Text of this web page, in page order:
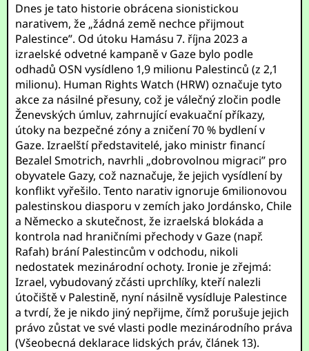
Dnes je tato historie obrácena sionistickou
narativem, že „žádná země nechce přijmout
Palestince”. Od útoku Hamásu 7. října 2023 a
izraelské odvetné kampaně v Gaze bylo podle
odhadů OSN vysídleno 1,9 milionu Palestinců (z 2,1
milionu). Human Rights Watch (HRW) označuje tyto
akce za násilné přesuny, což je válečný zločin podle
Ženevských úmluv, zahrnující evakuační příkazy,
útoky na bezpečné zóny a zničení 70 % bydlení v
Gaze. Izraelští představitelé, jako ministr financí
Bezalel Smotrich, navrhli „dobrovolnou migraci” pro
obyvatele Gazy, což naznačuje, že jejich vysídlení by
konflikt vyřešilo. Tento narativ ignoruje 6milionovou
palestinskou diasporu v zemích jako Jordánsko, Chile
a Německo a skutečnost, že izraelská blokáda a
kontrola nad hraničními přechody v Gaze (např.
Rafah) brání Palestincům v odchodu, nikoli
nedostatek mezinárodní ochoty. Ironie je zřejmá:
Izrael, vybudovaný zčásti uprchlíky, kteří nalezli
útočiště v Palestině, nyní násilně vysídluje Palestince
a tvrdí, že je nikdo jiný nepřijme, čímž porušuje jejich
právo zůstat ve své vlasti podle mezinárodního práva
(Všeobecná deklarace lidských práv, článek 13).